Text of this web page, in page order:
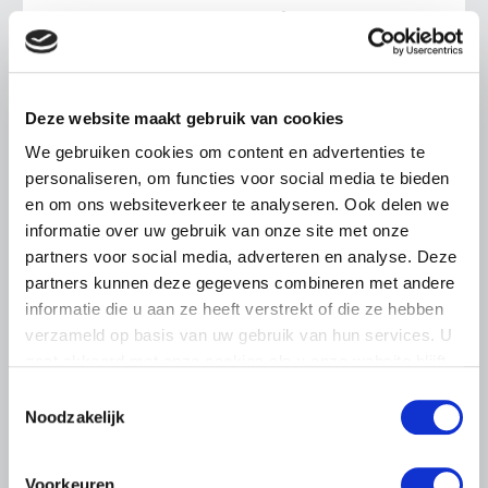
Deze website maakt gebruik van cookies
We gebruiken cookies om content en advertenties te
personaliseren, om functies voor social media te bieden
en om ons websiteverkeer te analyseren. Ook delen we
informatie over uw gebruik van onze site met onze
partners voor social media, adverteren en analyse. Deze
partners kunnen deze gegevens combineren met andere
informatie die u aan ze heeft verstrekt of die ze hebben
verzameld op basis van uw gebruik van hun services. U
Noodzakelijk
Voorkeuren
Europees rapport onderstreept
belang van sterke positie boeren
en tuinders in de keten
Boeren en tuinders moeten zich sterker kunnen
organiseren om hun positie in de voedselketen te
verbeteren blijkt uit een evaluatierapport van de
Europese Commissie